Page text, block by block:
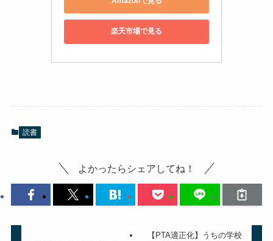
楽天市場で見る
読書
よかったらシェアしてね！
【PTA適正化】うちの学校